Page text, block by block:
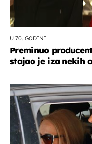
U 70. GODINI
Preminuo
stajao je iza nekih